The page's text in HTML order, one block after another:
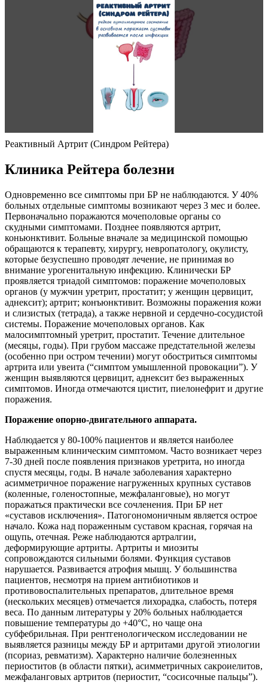
Реактивный Артрит (Синдром Рейтера)
Клиника Рейтера болезни
Одновременно все симптомы при БР не наблюдаются. У 40%
больных отдельные симптомы возникают через 3 мес и более.
Первоначально поражаются мочеполовые органы со
скудными симптомами. Позднее появляются артрит,
коньюнктивит. Больные вначале за медицинской помощью
обращаются к терапевту, хирургу, невропатологу, окулисту,
которые безуспешно проводят лечение, не принимая во
внимание урогенитальную инфекцию. Клинически БР
проявляется триадой симптомов: поражение мочеполовых
органов (у мужчин уретрит, простатит; у женщин цервицит,
аднексит); артрит; конъюнктивит. Возможны поражения кожи
и слизистых (тетрада), а также нервной и сердечно-сосудистой
системы. Поражение мочеполовых органов. Как
малосимптомный уретрит, простатит. Течение длительное
(месяцы, годы). При грубом массаже предстательной железы
(особенно при остром течении) могут обостриться симптомы
артрита или увеита (“симптом умышленной провокации”). У
женщин выявляются цервицит, аднексит без выраженных
симптомов. Иногда отмечаются цистит, пиелонефрит и другие
поражения.
Поражение опорно-двигательного аппарата.
Наблюдается у 80-100% пациентов и является наиболее
выраженным клиническим симптомом. Часто возникает через
7-30 дней после появления признаков уретрита, но иногда
спустя месяцы, годы. В начале заболевания характерно
асимметричное поражение нагруженных крупных суставов
(коленные, голеностопные, межфаланговые), но могут
поражаться практически все сочленения. При БР нет
«суставов исключения». Патогономоничным является острое
начало. Кожа над пораженным суставом красная, горячая на
ощупь, отечная. Реже наблюдаются артралгии,
деформирующие артриты. Артриты и миозиты
сопровождаются сильными болями. Функция суставов
нарушается. Развивается атрофия мышц. У большинства
пациентов, несмотря на прием антибиотиков и
противовоспалительных препаратов, длительное время
(нескольких месяцев) отмечается лихорадка, слабость, потеря
веса. По данным литературы у 20% больных наблюдается
повышение температуры до +40°С, но чаще она
субфебрильная. При рентгенологическом исследовании не
выявляется разницы между БР и артритами другой этиологии
(псориаз, ревматизм). Характерно наличие болезненных
периоститов (в области пятки), асимметричных сакроиелитов,
межфаланговых артритов (периостит, “сосисочные пальцы”).